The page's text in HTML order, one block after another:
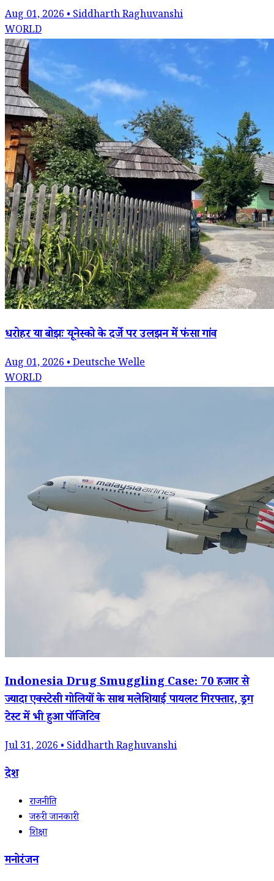
Aug 01, 2026 • Siddharth Raghuvanshi
WORLD
धरोहर या बोझः यूनेस्को के दर्जे पर उलझन में फंसा गांव
Aug 01, 2026 • Deutsche Welle
WORLD
Indonesia Drug Smuggling Case: 70 हजार से
ज्यादा एक्स्टेसी गोलियों के साथ मलेशियाई पायलट गिरफ्तार, ड्रग
टेस्ट में भी हुआ पॉजिटिव
Jul 31, 2026 • Siddharth Raghuvanshi
देश
राजनीति
जरुरी जानकारी
शिक्षा
मनोरंजन